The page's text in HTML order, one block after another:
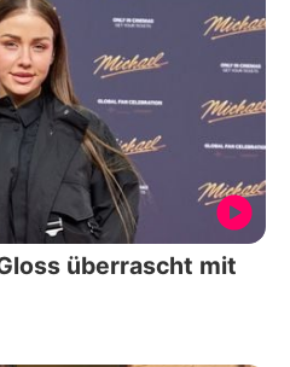
überrascht mit